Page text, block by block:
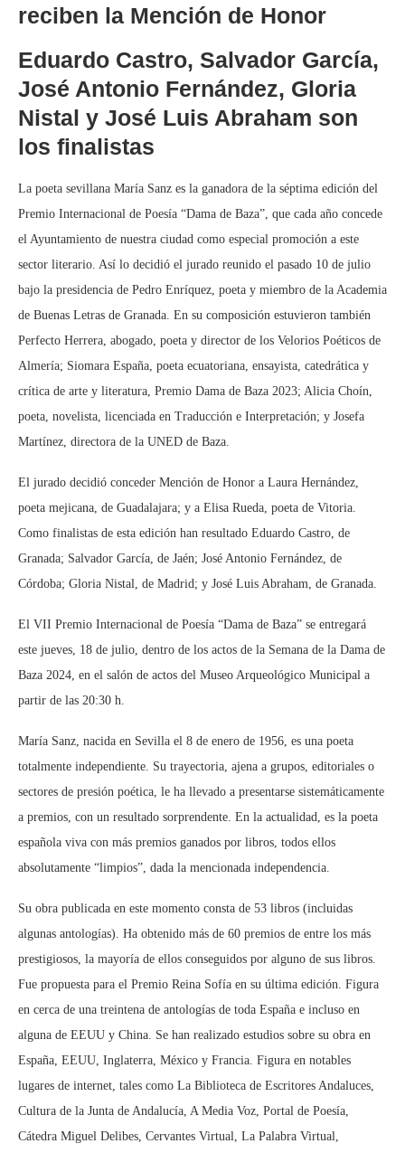
reciben la Mención de Honor
Eduardo Castro, Salvador García,
José Antonio Fernández, Gloria
Nistal y José Luis Abraham son
los finalistas
La poeta sevillana María Sanz es la ganadora de la séptima edición del
Premio Internacional de Poesía “Dama de Baza”, que cada año concede
el Ayuntamiento de nuestra ciudad como especial promoción a este
sector literario. Así lo decidió el jurado reunido el pasado 10 de julio
bajo la presidencia de Pedro Enríquez, poeta y miembro de la Academia
de Buenas Letras de Granada. En su composición estuvieron también
Perfecto Herrera, abogado, poeta y director de los Velorios Poéticos de
Almería; Siomara España, poeta ecuatoriana, ensayista, catedrática y
crítica de arte y literatura, Premio Dama de Baza 2023; Alicia Choín,
poeta, novelista, licenciada en Traducción e Interpretación; y Josefa
Martínez, directora de la UNED de Baza.
El jurado decidió conceder Mención de Honor a Laura Hernández,
poeta mejicana, de Guadalajara; y a Elisa Rueda, poeta de Vitoria.
Como finalistas de esta edición han resultado Eduardo Castro, de
Granada; Salvador García, de Jaén; José Antonio Fernández, de
Córdoba; Gloria Nistal, de Madrid; y José Luis Abraham, de Granada.
El VII Premio Internacional de Poesía “Dama de Baza” se entregará
este jueves, 18 de julio, dentro de los actos de la Semana de la Dama de
Baza 2024, en el salón de actos del Museo Arqueológico Municipal a
partir de las 20:30 h.
María Sanz, nacida en Sevilla el 8 de enero de 1956, es una poeta
totalmente independiente. Su trayectoria, ajena a grupos, editoriales o
sectores de presión poética, le ha llevado a presentarse sistemáticamente
a premios, con un resultado sorprendente. En la actualidad, es la poeta
española viva con más premios ganados por libros, todos ellos
absolutamente “limpios”, dada la mencionada independencia.
Su obra publicada en este momento consta de 53 libros (incluidas
algunas antologías). Ha obtenido más de 60 premios de entre los más
prestigiosos, la mayoría de ellos conseguidos por alguno de sus libros.
Fue propuesta para el Premio Reina Sofía en su última edición. Figura
en cerca de una treintena de antologías de toda España e incluso en
alguna de EEUU y China. Se han realizado estudios sobre su obra en
España, EEUU, Inglaterra, México y Francia. Figura en notables
lugares de internet, tales como La Biblioteca de Escritores Andaluces,
Cultura de la Junta de Andalucía, A Media Voz, Portal de Poesía,
Cátedra Miguel Delibes, Cervantes Virtual, La Palabra Virtual,